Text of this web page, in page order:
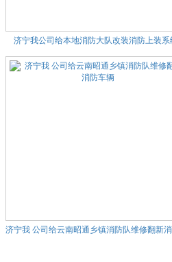
济宁我公司给本地消防大队改装消防上装系
济宁我 公司给云南昭通乡镇消防队维修翻新